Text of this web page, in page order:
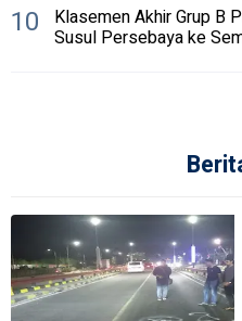
10 Klasemen Akhir Grup B
Susul Persebaya ke